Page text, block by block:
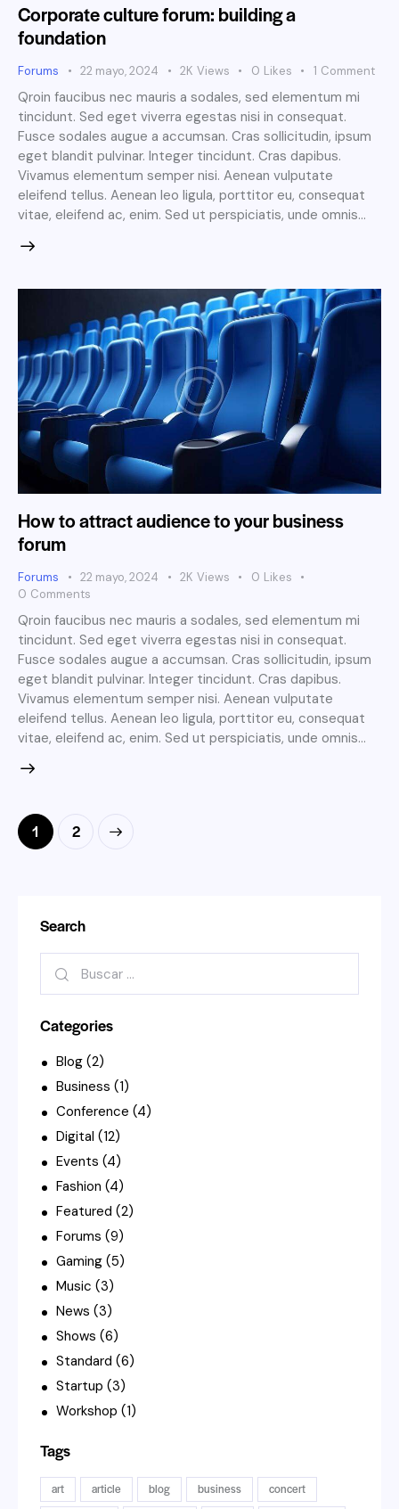
Corporate culture forum: building a
foundation
Forums 22 mayo, 2024 2K Views 0 Likes 1 Comment
Qroin faucibus nec mauris a sodales, sed elementum mi
tincidunt. Sed eget viverra egestas nisi in consequat.
Fusce sodales augue a accumsan. Cras sollicitudin, ipsum
eget blandit pulvinar. Integer tincidunt. Cras dapibus.
Vivamus elementum semper nisi. Aenean vulputate
eleifend tellus. Aenean leo ligula, porttitor eu, consequat
vitae, eleifend ac, enim. Sed ut perspiciatis, unde omnis…
How to attract audience to your business
forum
Forums 22 mayo, 2024 2K Views 0 Likes
0 Comments
Qroin faucibus nec mauris a sodales, sed elementum mi
tincidunt. Sed eget viverra egestas nisi in consequat.
Fusce sodales augue a accumsan. Cras sollicitudin, ipsum
eget blandit pulvinar. Integer tincidunt. Cras dapibus.
Vivamus elementum semper nisi. Aenean vulputate
eleifend tellus. Aenean leo ligula, porttitor eu, consequat
vitae, eleifend ac, enim. Sed ut perspiciatis, unde omnis…
Paginación
de
Page
1 Page
2
Search
Categories
Blog (2)
Business (1)
Conference (4)
Digital (12)
Events (4)
Fashion (4)
Featured (2)
Forums (9)
Gaming (5)
Music (3)
News (3)
Shows (6)
Standard (6)
Startup (3)
Workshop (1)
Tags
art article blog business
concert